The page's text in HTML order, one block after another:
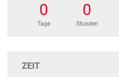
0
Tage
0
Stunden
ZEIT